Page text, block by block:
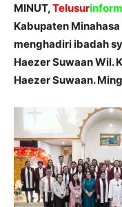
MINUT,Telusur
Kabupaten
menghadiri ibadah
Haezer Suwaan Wil.
Haezer Suwaan.